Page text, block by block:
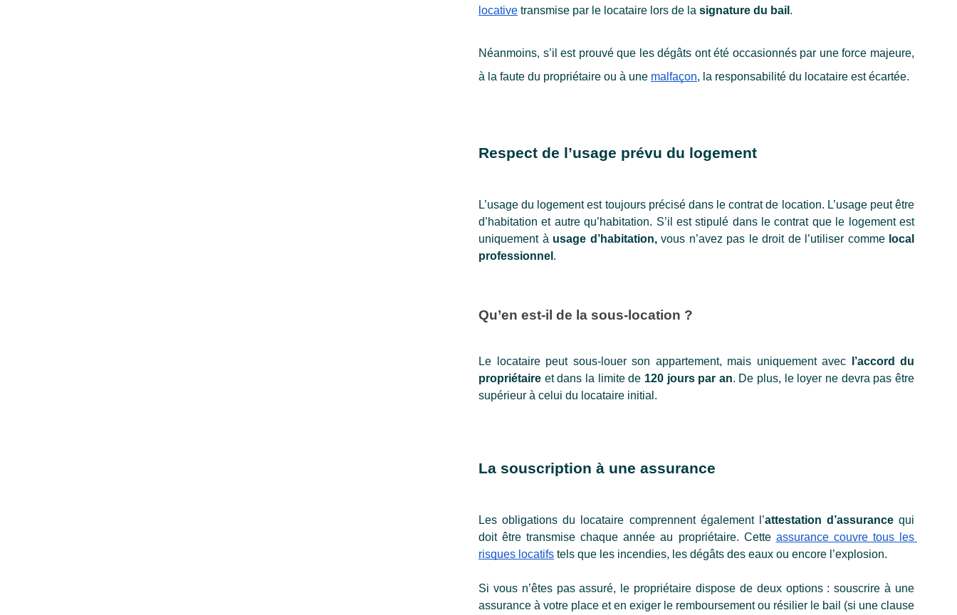
locative transmise par le locataire lors de la signature du bail .
Néanmoins, s’il est prouvé que les dégâts ont été occasionnés par une force majeure,
à la faute du propriétaire ou à une malfaçon, la responsabilité du locataire est écartée.
Respect de l’usage prévu du logement
L’usage du logement est toujours précisé dans le contrat de location. L’usage peut être
d’habitation et autre qu’habitation. S’il est stipulé dans le contrat que le logement est
uniquement à usage d’habitation, vous n’avez pas le droit de l’utiliser comme local
professionnel .
Qu’en est-il de la sous-location ?
Le locataire peut sous-louer son appartement, mais uniquement avec
l’accord du
propriétaire et dans la limite de 120 jours par an. De plus, le loyer ne devra pas être
supérieur à celui du locataire initial.
La souscription à une assurance
Les obligations du locataire comprennent également l’attestation d’assurance qui
doit être transmise chaque année au propriétaire. Cette assurance couvre tous les
risques locatifs tels que les incendies, les dégâts des eaux ou encore l’explosion.
Si vous n’êtes pas assuré, le propriétaire dispose de deux options : souscrire à une
assurance à votre place et en exiger le remboursement ou résilier le bail (si une clause